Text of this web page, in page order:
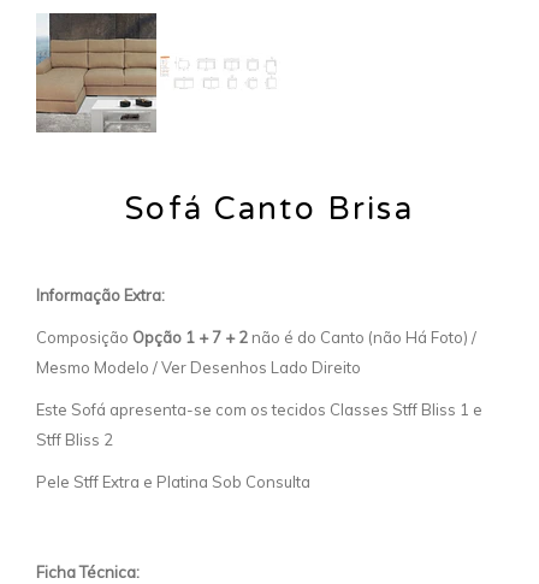
Sofá Canto Brisa
Informação Extra:
Composição Opção 1 + 7 + 2 não é do Canto (não Há Foto) /
Mesmo Modelo / Ver Desenhos Lado Direito
Este Sofá apresenta-se com os tecidos Classes Stff Bliss 1 e
Stff Bliss 2
Pele Stff Extra e Platina Sob Consulta
Ficha Técnica: